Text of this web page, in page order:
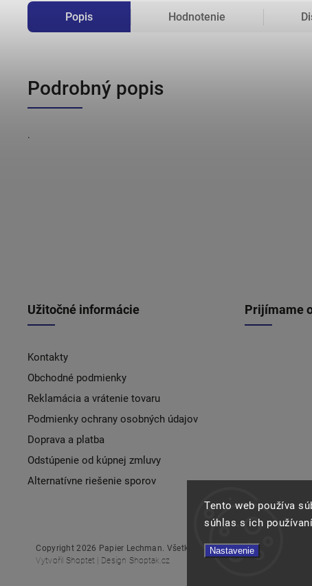
Tento web používa
súhlas s ich
Nastavenie
Popis Hodnotenie
Podrobný popis
.
Užitočné informácie
Kontakty
Obchodné podmienky
Reklamácia a vrátenie tovaru
Podmienky ochrany osobných údajov
Doprava a platba
Odstúpenie od kúpnej zmluvy
Alternatívne riešenie sporov
Prijímame
Copyright 2026 Papier Lechman. Všetky práva vyhradené.
Vytvořil Shoptet | Design Shoptak.cz